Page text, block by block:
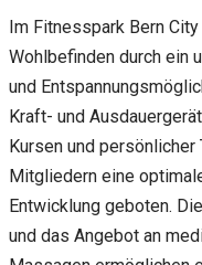
Im Fitnesspark Bern
Wohlbefinden durch ein
und
Kraft- und
Kursen und
Mitgliedern eine
Entwicklung geboten.
und das Angebot an